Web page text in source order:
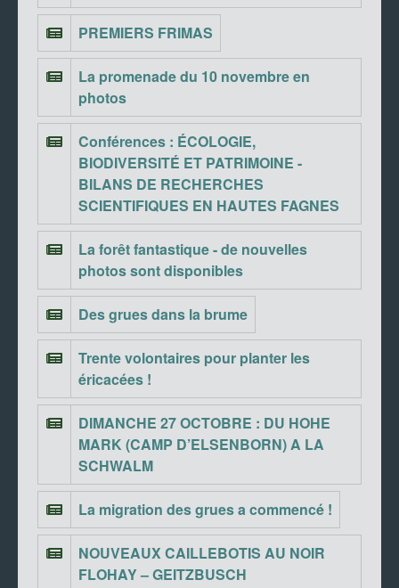
PREMIERS FRIMAS
La promenade du 10 novembre en
photos
Conférences : ÉCOLOGIE,
BIODIVERSITÉ ET PATRIMOINE -
BILANS DE RECHERCHES
SCIENTIFIQUES EN HAUTES FAGNES
La forêt fantastique - de nouvelles
photos sont disponibles
Des grues dans la brume
Trente volontaires pour planter les
éricacées !
DIMANCHE 27 OCTOBRE : DU HOHE
MARK (CAMP D’ELSENBORN) A LA
SCHWALM
La migration des grues a commencé !
NOUVEAUX CAILLEBOTIS AU NOIR
FLOHAY – GEITZBUSCH